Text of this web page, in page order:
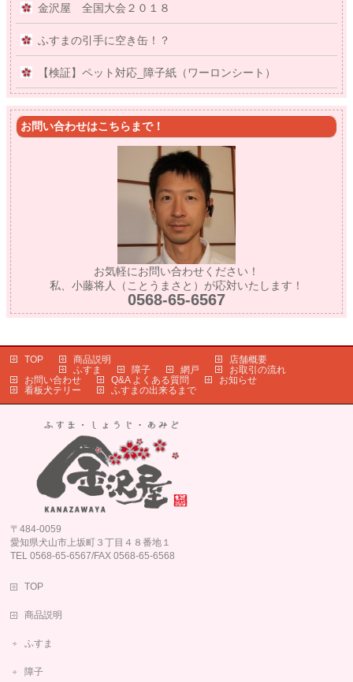
金沢屋 全国大会２０１８
ふすまの引手に空き缶！？
【検証】ペット対応_障子紙（ワーロンシート）
お問い合わせはこちらまで！
お気軽にお問い合わせください！
私、小藤将人（ことうまさと）が応対いたします！
0568-65-6567
TOP
商品説明
ふすま
障子 網戸
店舗概要
お取引の流れ
お問い合わせ
Q&A よくある質問
お知らせ
看板犬テリー
ふすまの出来るまで
〒484-0059
愛知県犬山市上坂町３丁目４８番地１
TEL 0568-65-6567/FAX 0568-65-6568
TOP
商品説明
ふすま
障子